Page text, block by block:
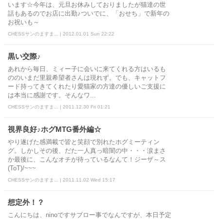
います☆今年は、元旦お休みしておりましたが猫達の世
話もあるのでお店に出勤♪ついでに、「おせち」で新年の
お祝いも～
CHESSサンのますま... | 2012.01.01 Sun 22:22
黒い交際♪
あれから毎日、ミィー子に会いに来てくれる方はいるも
ののいまだ里親希望者さんは現れず。でも、キャットフ
ード持ってきてくれたり愛猫家の方達の優しいご支援に
は本当に感謝です。そんなワ...
CHESSサンのますま... | 2011.12.30 Fri 01:21
視界良好♪ホグMTG番外編☆
やり遂げた感満載で皆と笑顔で別れたホグミーティン
グ。しかしその後、だた一人真っ暗闇の中・・・涙まさ
か最後に、こんなオチが待っているなんて！ジーザ～ス
(ToT)/~~~
CHESSサンのますま... | 2011.11.02 Wed 15:17
想定外！？
こんにちは、ninoですサブロー事でなんですが、本日予定